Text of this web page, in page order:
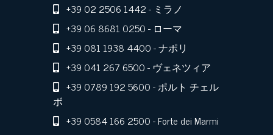
+39 02 2506 1442- ミラノ
+39 06 8681 0250- ローマ
+39 081 1938 4400- ナポリ
+39 041 267 6500- ヴェネツィア
+39 0789 192 5600- ポルト チェル
ボ
+39 0584 166 2500- Forte dei Marmi